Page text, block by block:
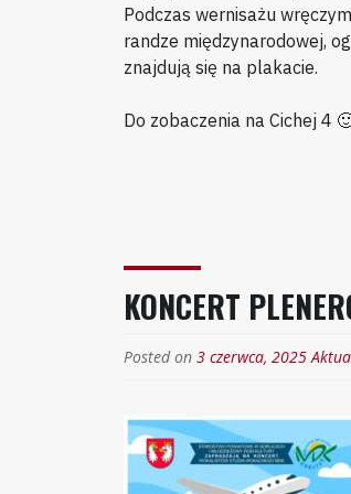
Podczas wernisażu
randze międzynarodowej,
znajdują się na plakacie.
Do zobaczenia na Cichej 4
KONCERT
Posted on 3 czerwca, 2025